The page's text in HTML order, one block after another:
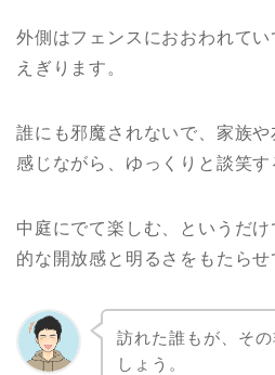
外側はフェンスにおおわれて
えぎります。
誰にも邪魔されないで、家族
感じながら、ゆっくりと談笑す
中庭にでて楽しむ、というだ
的な開放感と明るさをもたらせ
訪れた誰もが、そ
しょう。